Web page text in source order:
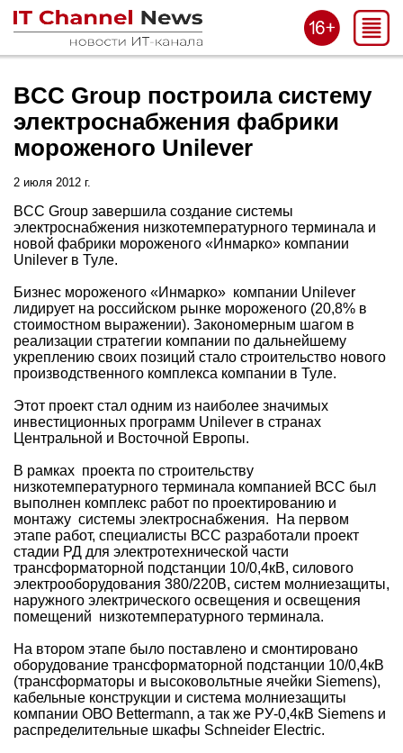
BCC Group построила систему
электроснабжения фабрики
мороженого Unilever
2 июля 2012 г.
BCC Group завершила создание системы
электроснабжения низкотемпературного терминала и
новой фабрики мороженого «Инмарко» компании
Unilever в Туле.
Бизнес мороженого «Инмарко» компании Unilever
лидирует на российском рынке мороженого (20,8% в
стоимостном выражении). Закономерным шагом в
реализации стратегии компании по дальнейшему
укреплению своих позиций стало строительство нового
производственного комплекса компании в Туле.
Этот проект стал одним из наиболее значимых
инвестиционных программ Unilever в странах
Центральной и Восточной Европы.
В рамках проекта по строительству
низкотемпературного терминала компанией ВСС был
выполнен комплекс работ по проектированию и
монтажу системы электроснабжения. На первом
этапе работ, специалисты ВСС разработали проект
стадии РД для электротехнической части
трансформаторной подстанции 10/0,4кВ, силового
электрооборудования 380/220В, систем молниезащиты,
наружного электрического освещения и освещения
помещений низкотемпературного терминала.
На втором этапе было поставлено и смонтировано
оборудование трансформаторной подстанции 10/0,4кВ
(трансформаторы и высоковольтные ячейки Siemens),
кабельные конструкции и система молниезащиты
компании ОВО Bettermann, а так же РУ-0,4кВ Siemens и
распределительные шкафы Schneider Electric.